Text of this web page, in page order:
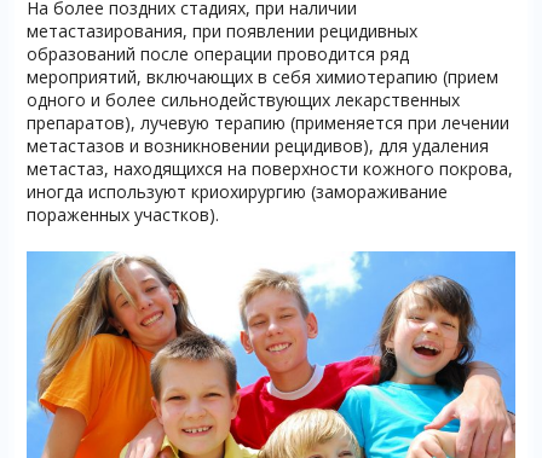
На более поздних стадиях, при наличии
метастазирования, при появлении рецидивных
образований после операции проводится ряд
мероприятий, включающих в себя химиотерапию (прием
одного и более сильнодействующих лекарственных
препаратов), лучевую терапию (применяется при лечении
метастазов и возникновении рецидивов), для удаления
метастаз, находящихся на поверхности кожного покрова,
иногда используют криохирургию (замораживание
пораженных участков).